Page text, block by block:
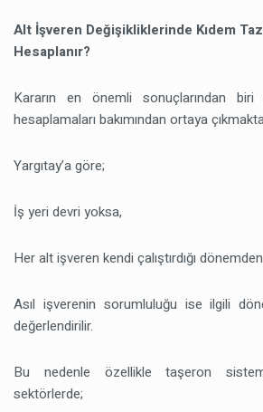
Alt İşveren Değişikliklerinde Kıdem
Hesaplanır?
Kararın en önemli sonuçlarından biri
hesaplamaları bakımından ortaya
Yargıtay’a göre;
İş yeri devri yoksa,
Her alt işveren kendi çalıştırdığı
Asıl işverenin sorumluluğu ise ilgili
değerlendirilir.
Bu nedenle özellikle taşeron
sektörlerde;